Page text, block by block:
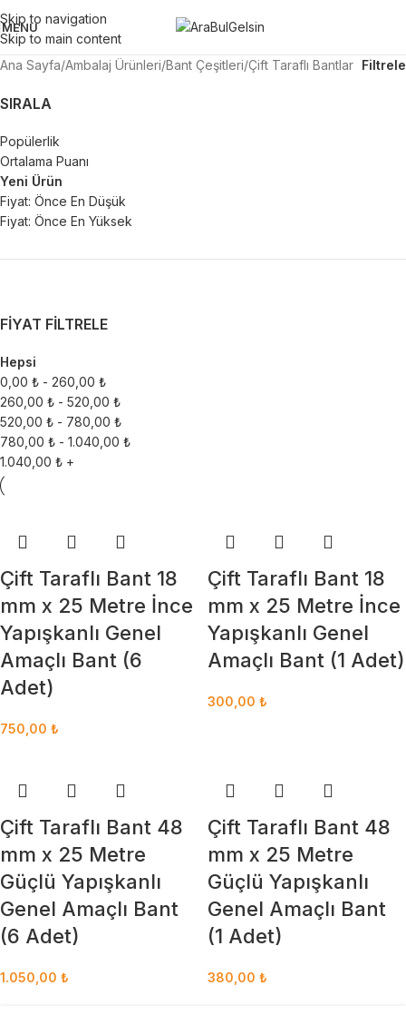
Skip to navigation
Skip to main content
MENU
Ana Sayfa Ambalaj Ürünleri Bant Çeşitleri Çift Taraflı Bantlar Filtrele
SIRALA
Popülerlik
Ortalama Puanı
Yeni Ürün
Fiyat: Önce En Düşük
Fiyat: Önce En Yüksek
FIYAT FILTRELE
Hepsi
0,00 ₺ - 260,00 ₺
260,00 ₺ - 520,00 ₺
520,00 ₺ - 780,00 ₺
780,00 ₺ - 1.040,00 ₺
1.040,00 ₺ +
Çift Taraflı Bant 18
mm x 25 Metre İnce
Yapışkanlı Genel
Amaçlı Bant (6
Adet)
750,00 ₺
Çift Taraflı Bant 18
mm x 25 Metre İnce
Yapışkanlı Genel
Amaçlı Bant (1 Adet)
300,00 ₺
Çift Taraflı Bant 48
mm x 25 Metre
Güçlü Yapışkanlı
Genel Amaçlı Bant
(6 Adet)
1.050,00 ₺
Çift Taraflı Bant 48
mm x 25 Metre
Güçlü Yapışkanlı
Genel Amaçlı Bant
(1 Adet)
380,00 ₺